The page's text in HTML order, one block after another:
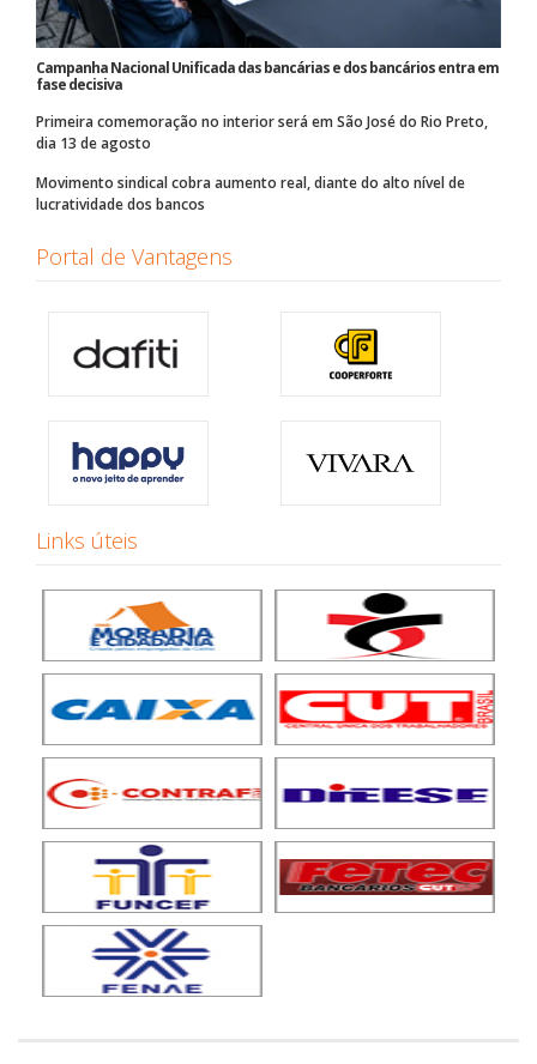
Campanha Nacional Unificada das bancárias e dos bancários entra em
fase decisiva
Primeira comemoração no interior será em São José do Rio Preto,
dia 13 de agosto
Movimento sindical cobra aumento real, diante do alto nível de
lucratividade dos bancos
Portal de Vantagens
Links úteis